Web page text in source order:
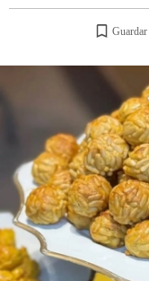
Guardar